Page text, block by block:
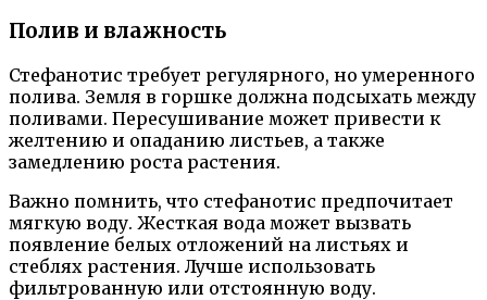
Полив и влажность
Стефанотис требует регулярного, но умеренного
полива. Земля в горшке должна подсыхать между
поливами. Пересушивание может привести к
желтению и опаданию листьев, а также
замедлению роста растения.
Важно помнить, что стефанотис предпочитает
мягкую воду. Жесткая вода может вызвать
появление белых отложений на листьях и
стеблях растения. Лучше использовать
фильтрованную или отстоянную воду.